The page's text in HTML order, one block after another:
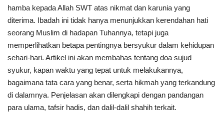
hamba kepada Allah SWT atas nikmat dan karunia yang
diterima. Ibadah ini tidak hanya menunjukkan kerendahan hati
seorang Muslim di hadapan Tuhannya, tetapi juga
memperlihatkan betapa pentingnya bersyukur dalam kehidupan
sehari-hari. Artikel ini akan membahas tentang doa sujud
syukur, kapan waktu yang tepat untuk melakukannya,
bagaimana tata cara yang benar, serta hikmah yang terkandung
di dalamnya. Penjelasan akan dilengkapi dengan pandangan
para ulama, tafsir hadis, dan dalil-dalil shahih terkait.